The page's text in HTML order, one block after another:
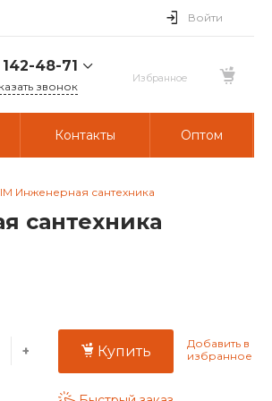
Войти
48-71
звонок
Контакты Оптом
Инженерная сантехника
сантехника
+ Купить